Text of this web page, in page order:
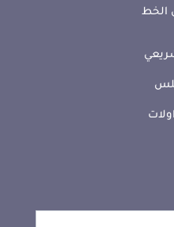
كتلة صوت الجمهوريةالخط